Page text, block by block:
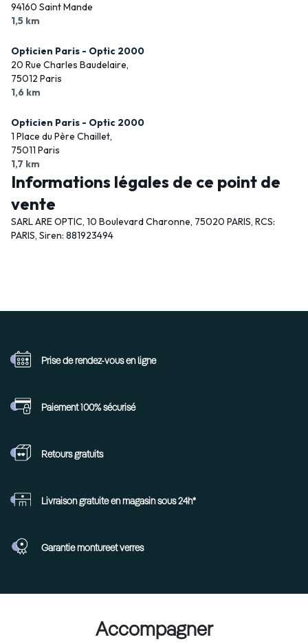
94160 Saint Mande
1,5 km
Opticien Paris - Optic 2000
20 Rue Charles Baudelaire,
75012 Paris
1,6 km
Opticien Paris - Optic 2000
1 Place du Père Chaillet,
75011 Paris
1,7 km
Informations légales de ce point de
vente
SARL ARE OPTIC, 10 Boulevard Charonne, 75020 PARIS, RCS:
PARIS, Siren: 881923494
Prise de rendez-vous en ligne
Paiement 100%sécurisé
Retoursgratuits
Livraison gratuite en magasin sous 24h*
Garantie montureet verres
Accompagner